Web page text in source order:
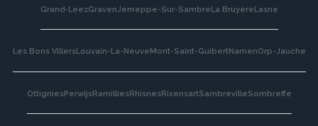
Grand-LeezGravenJemeppe-Sur-SambreLa BruyèreLasne
Les Bons VillersLouvain-La-Neuve Mont-Saint-GuibertNamenOrp-Jauche
OttigniesPerwijsRamilliesRhisnesRixensartSambrevilleSombreffe